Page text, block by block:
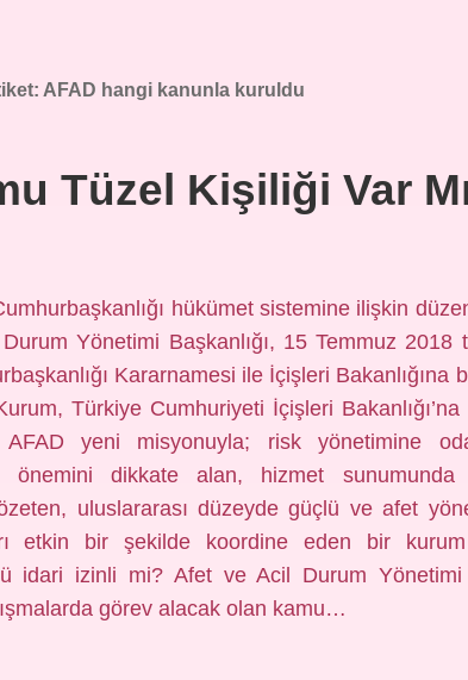
AFAD hangi kanunla kuruldu
Tüzel Kişiliği Var
hükümet sistemine ilişkin
Yönetimi Başkanlığı, 15 Temmuz 2018
Kararnamesi ile İçişleri Bakanlığına
Türkiye Cumhuriyeti İçişleri Bakanlığı’na
yeni misyonuyla; risk yönetimine
önemini dikkate alan, hizmet sunumunda
uluslararası düzeyde güçlü ve afet
etkin bir şekilde koordine eden bir kurum
idari izinli mi? Afet ve Acil Durum Yönetimi
görev alacak olan kamu…